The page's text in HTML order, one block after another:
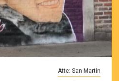
Atte: San Martín